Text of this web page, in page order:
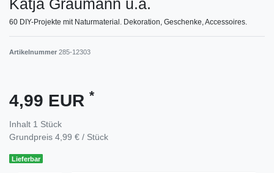
60 DIY-Projekte mit Naturmaterial. Dekoration, Geschenke, Accessoires.
Artikelnummer 285-12303
4,99 EUR *
Inhalt 1 Stück
Grundpreis 4,99 € / Stück
Lieferbar